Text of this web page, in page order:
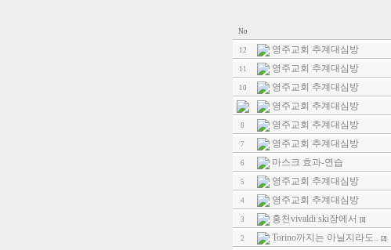
No
12 영주교회 추계대심방
11 영주교회 추계대심방
10 영주교회 추계대심방
영주교회 추계대심방
8 영주교회 추계대심방
7 영주교회 추계대심방
6 마스크 효과-연습
5 영주교회 추계대심방
4 영주교회 추계대심방
3 홍천vivaldi ski장에서 [1]
2 Torino까지는 아닐지라도.. [2]